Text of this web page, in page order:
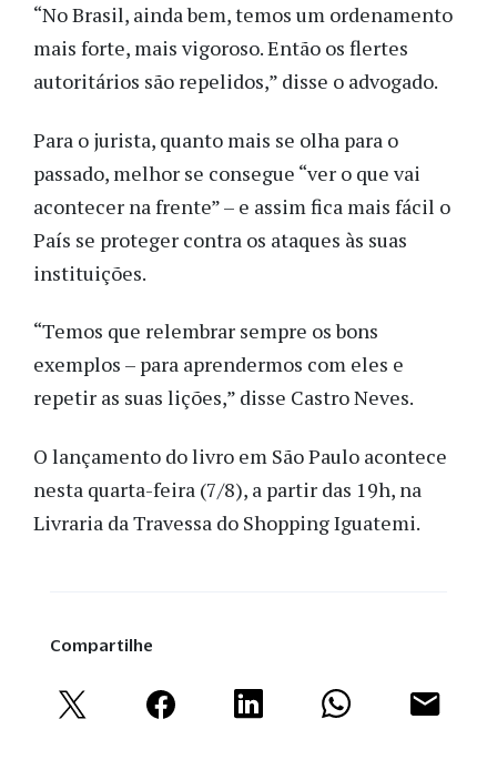
“No Brasil, ainda bem, temos um ordenamento
mais forte, mais vigoroso. Então os flertes
autoritários são repelidos,” disse o advogado.
Para o jurista, quanto mais se olha para o
passado, melhor se consegue “ver o que vai
acontecer na frente” – e assim fica mais fácil o
País se proteger contra os ataques às suas
instituições.
“Temos que relembrar sempre os bons
exemplos – para aprendermos com eles e
repetir as suas lições,” disse Castro Neves.
O lançamento do livro em São Paulo acontece
nesta quarta-feira (7/8), a partir das 19h, na
Livraria da Travessa do Shopping Iguatemi.
Compartilhe